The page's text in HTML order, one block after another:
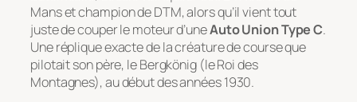
Mans et champion de DTM, alors qu’il vient tout
juste de couper le moteur d’uneAuto Union Type C.
Une réplique exacte de la créature de course que
pilotait son père, leBergkönig(le Roi des
Montagnes), au début des années 1930.